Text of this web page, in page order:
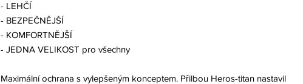
- LEHČÍ
- BEZPEČNĚJŠÍ
- KOMFORTNĚJŠÍ
- JEDNA VELIKOST pro všechny
Maximální ochrana s vylepšeným konceptem. Přilbou Heros-titan nastavil